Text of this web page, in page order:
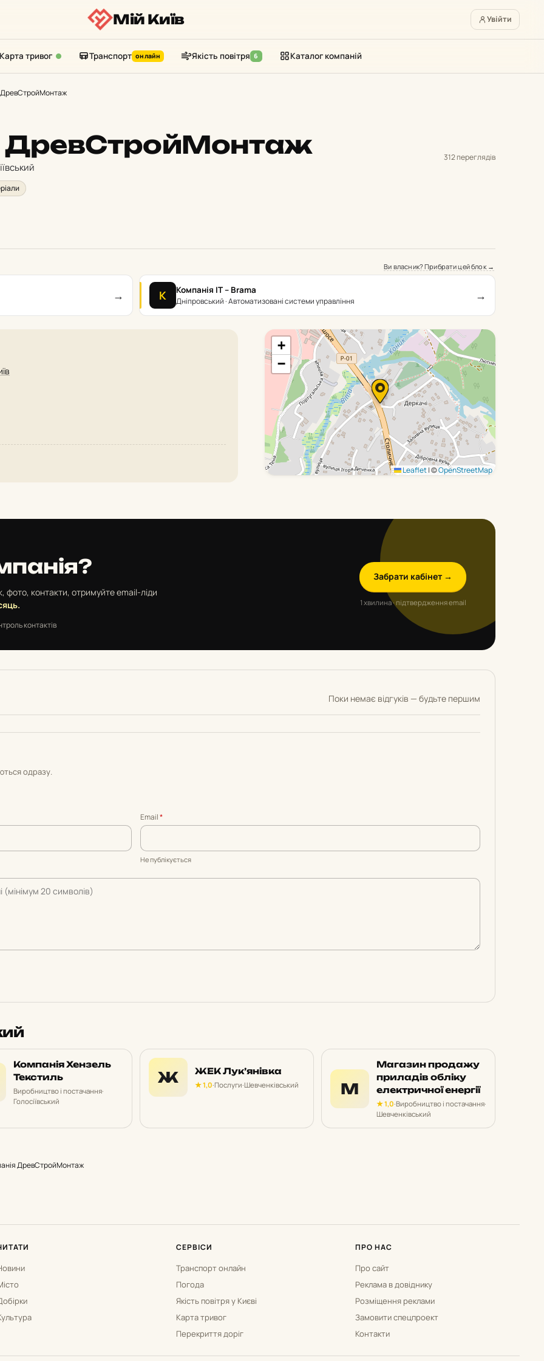
Мій Київ Увійти
Карта тривог Транспорт онлайн Якість повітря 6 Каталог компаній
ДревСтройМонтаж
ДревСтройМонтаж 312 переглядів
Ви власник? Прибрати цей блок →
→ К Компанія IT – Brama
Дніпровський · Автоматизовані системи управління →
+
−
Leaflet|©OpenStreetMap
фото, контакти, отримуйте email-ліди
контактів
Забрати кабінет →
1 хвилина · підтвердження email
Поки немає відгуків — будьте першим
одразу.
Email*
Не публікується
Компанія Хензель
Текстиль
Виробництво і постачання·
Голосіївський
Ж ЖЕК Лук’янівка
★ 1,0·Послуги·Шевченківський М
Магазин продажу
приладів обліку
електричної енергії
★ 1,0·Виробництво і постачання·
Шевченківський
ДревСтройМонтаж
СЕРВІСИ
Транспорт онлайн
Погода
Якість повітря у Києві
Карта тривог
Перекриття доріг
ПРО НАС
Про сайт
Реклама в довіднику
Розміщення реклами
Замовити спецпроект
Контакти